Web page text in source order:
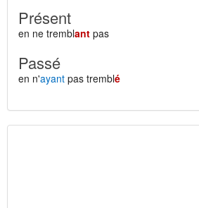
Présent
en ne tremblant pas
Passé
en n'ayant pas tremblé